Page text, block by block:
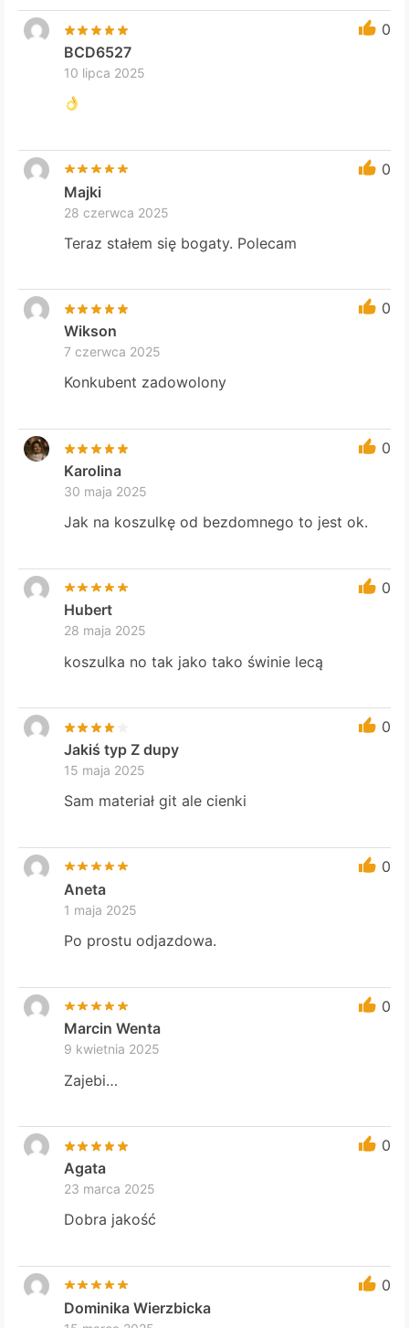
0
BCD6527
10 lipca 2025
0
Majki
28 czerwca 2025
Teraz stałem się bogaty. Polecam
0
Wikson
7 czerwca 2025
Konkubent zadowolony
0
Karolina
30 maja 2025
Jak na koszulkę od bezdomnego to jest ok.
0
Hubert
28 maja 2025
koszulka no tak jako tako świnie lecą
0
Jakiś typ Z dupy
15 maja 2025
Sam materiał git ale cienki
0
Aneta
1 maja 2025
Po prostu odjazdowa.
0
Marcin Wenta
9 kwietnia 2025
Zajebi…
0
Agata
23 marca 2025
Dobra jakość
0
Dominika Wierzbicka